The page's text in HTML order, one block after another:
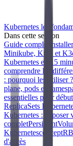
Kubernetes les
Dans cette section
Guide complet
Minikube, Kind et
Kubernetes en 15
comprendre les
: pourquoi les utiliser ?
plane, pods et
essentielles pour
ReplicaSets
Kubernetes : exposer
complet
Kubernetesconcept
d'accès